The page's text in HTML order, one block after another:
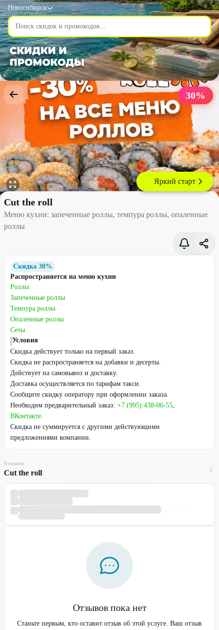
Новосибирск
30%
Яркий старт
Меню кухни: запеченные роллы, темпура роллы, опаленные
Cut the roll
Меню кухни: запеченные роллы, темпура роллы, опаленные
роллы
Скидка 30%
Распространяется на меню кухни
Роллы
Запеченные роллы
Темпура роллы
Опаленные роллы
Сеты
Условия
Скидка действует только на первый заказ.
Скидка не распространяется на добавки и десерты.
Действует на самовывоз и доставку.
Доставка осуществляется по тарифам такси.
Сообщите скидку оператору при оформлении заказа.
Необходим предварительный заказ: +7 (995) 438-06-55,
ВКонтакте.
Скидка не суммируется с другими действующими
предложениями компании.
Компания
Cut the roll
Отзывов пока нет
Станьте первым, кто оставит отзыв об этой услуге. Ваш отзыв